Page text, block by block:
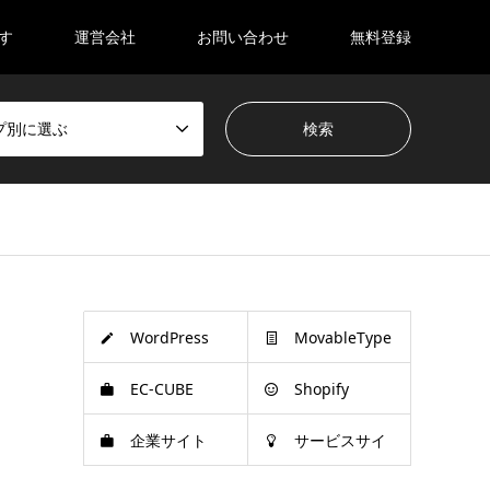
運営会社 お問い合わせ 無料登録
別に選ぶ
WordPress MovableType
EC-CUBE Shopify
企業サイト サービスサイ